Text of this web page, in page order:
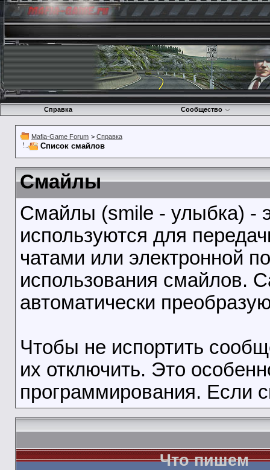
Справка Сообщество
Mafia-Game Forum > Справка
Список смайлов
Смайлы
Смайлы (smile - улыбка) -
используются для
чатами или электронной
использования смайлов.
автоматически
Чтобы не испортить
их отключить. Это
программирования. Если
Что пишем